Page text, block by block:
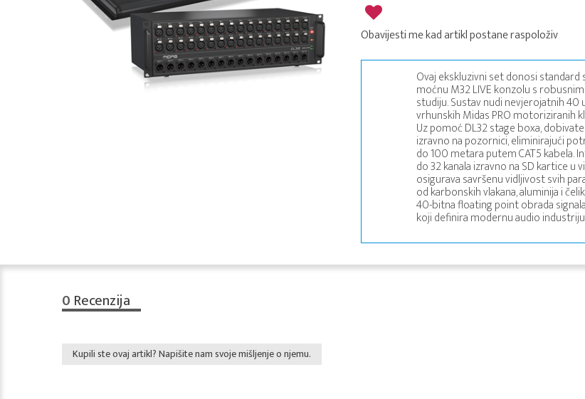
Obavijesti me kad artikl postane raspoloživ
Ovaj ekskluzivni set donosi
moćnu M32 LIVE konzolu s
studiju. Sustav nudi nevjerojatnih 40
vrhunskih Midas PRO motoriziranih
Uz pomoć DL32 stage boxa,
izravno na pozornici, eliminirajući
do 100 metara putem CAT5 kabela.
do 32 kanala izravno na SD kartice u
osigurava savršenu vidljivost svih
od karbonskih vlakana, aluminija i
40-bitna floating point obrada
koji definira modernu audio
0 Recenzija
Kupili ste ovaj artikl? Napišite nam svoje mišljenje o njemu.